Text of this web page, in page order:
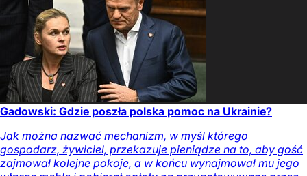
Gadowski: Gdzie poszła polska pomoc na Ukrainie?
Jak można nazwać mechanizm, w myśl którego
gospodarz, żywiciel, przekazuje pieniądze na to, aby gość
zajmował kolejne pokoje, a w końcu wynajmował mu jego